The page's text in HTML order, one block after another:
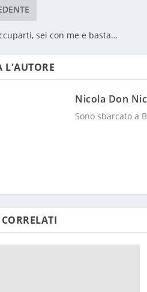
sei con me e basta…
L'AUTORE
Nicola Don
Sono sbarcato a